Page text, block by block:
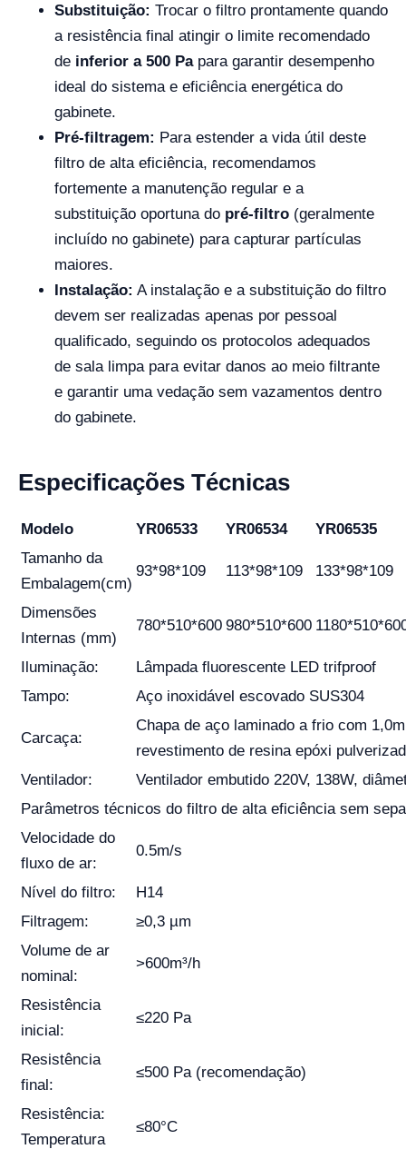
Substituição: Trocar o filtro prontamente quando
a resistência final atingir o limite recomendado
de inferior a 500 Papara garantir desempenho
ideal do sistema e eficiência energética do
gabinete.
Pré-filtragem: Para estender a vida útil deste
filtro de alta eficiência, recomendamos
fortemente a manutenção regular e a
substituição oportuna do pré-filtro (geralmente
incluído no gabinete) para capturar partículas
maiores.
Instalação: A instalação e a substituição do filtro
devem ser realizadas apenas por pessoal
qualificado, seguindo os protocolos adequados
de sala limpa para evitar danos ao meio filtrante
e garantir uma vedação sem vazamentos dentro
do gabinete.
Especificações Técnicas
Modelo YR06533 YR06534
YR06535
Tamanho da
Embalagem(cm)
93*98*109 113*98*109 133*98*109
Dimensões
Internas (mm)
780*510*600 980*510*600
Iluminação:
Lâmpada fluorescente LED trifproof
Tampo:
Aço inoxidável escovado SUS304
Carcaça:
Chapa de aço laminado a frio com
revestimento de resina epóxi
Ventilador:
Ventilador embutido 220V, 138W,
Parâmetros técnicos do filtro de alta eficiência sem
Velocidade do
fluxo de ar:
0.5m/s
Nível do filtro:
H14
Filtragem:
≥0,3 µm
Volume de ar
nominal:
>600m³/h
Resistência
inicial:
≤220 Pa
Resistência
final:
≤500 Pa (recomendação)
Resistência:
Temperatura
≤80°C